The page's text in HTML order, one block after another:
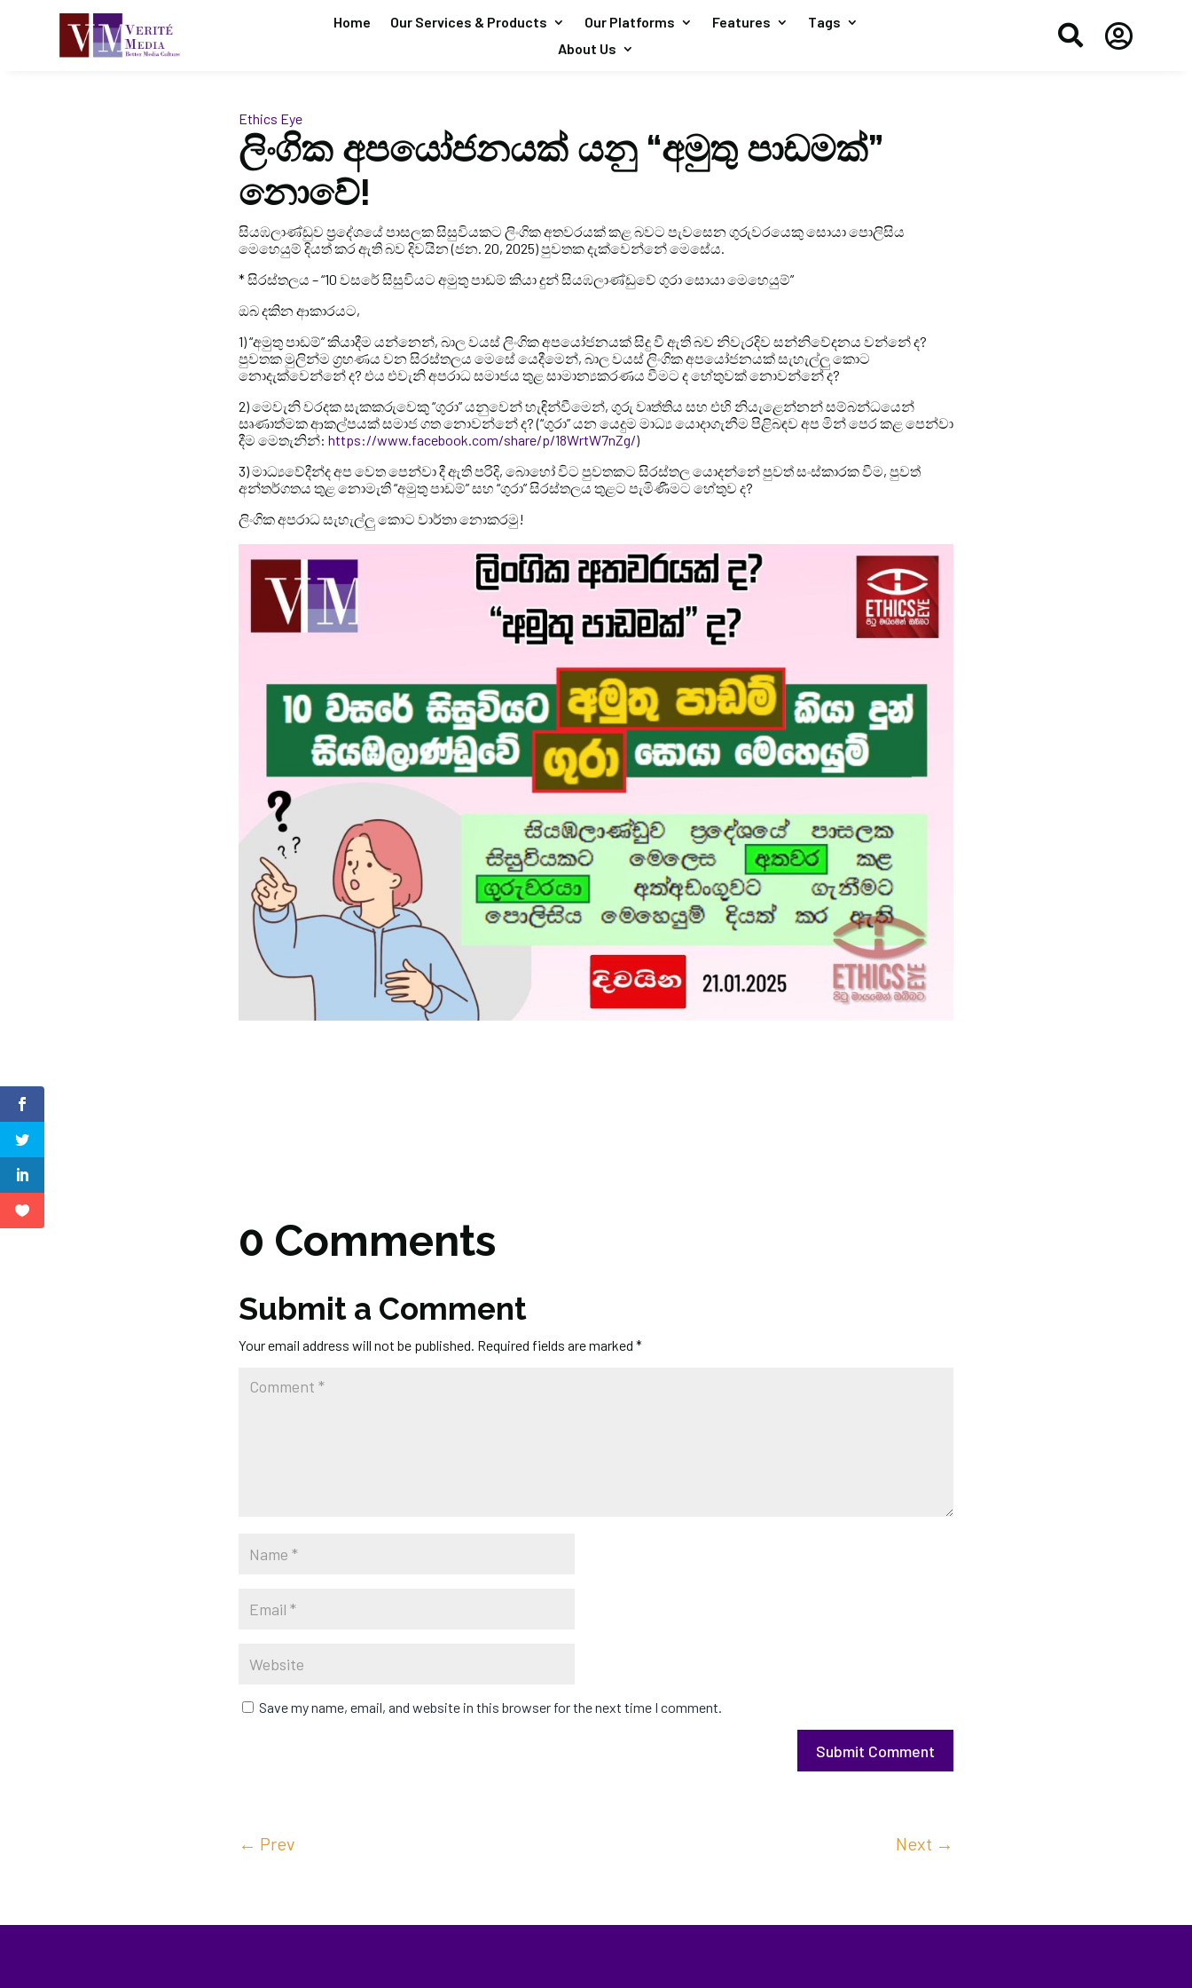
Home Our Services & Products Our Platforms Features
Tags
About Us
 
Ethics Eye
ලිංගික අපයෝජනයක් යනු “අමුතු පාඩමක්”
නොවේ!
සියඹලාණ්ඩුව ප්‍රදේශයේ පාසලක සිසුවියකට ලිංගික අතවරයක් කළ බවට පැවසෙන ගුරුවරයෙකු සොයා පොලිසිය
මෙහෙයුම් දියත් කර ඇති බව දිවයින (ජන. 20, 2025) පුවතක දැක්වෙන්නේ මෙසේය.
* සිරස්තලය – “10 වසරේ සිසුවියට අමුතු පාඩම් කියා දුන් සියඹලාණ්ඩුවේ ගුරා සොයා මෙහෙයුම්”
ඔබ දකින ආකාරයට,
1) “අමුතු පාඩම්” කියාදීම යන්නෙන්, බාල වයස් ලිංගික අපයෝජනයක් සිදු වී ඇති බව නිවැරදිව සන්නිවේදනය වන්නේ ද?
පුවතක මුලින්ම ග්‍රහණය වන සිරස්තලය මෙසේ යෙදීමෙන්, බාල වයස් ලිංගික අපයෝජනයක් සැහැල්ලු කොට
නොදැක්වෙන්නේ ද? එය එවැනි අපරාධ සමාජය තුළ සාමාන්‍යකරණය වීමට ද හේතුවක් නොවන්නේ ද?
2) මෙවැනි වරදක සැකකරුවෙකු “ගුරා” යනුවෙන් හැඳින්වීමෙන්, ගුරු වෘත්තිය සහ එහි නියැළෙන්නන් සම්බන්ධයෙන්
සෘණාත්මක ආකල්පයක් සමාජ ගත නොවන්නේ ද? (“ගුරා” යන යෙදුම මාධ්‍ය යොදාගැනීම පිළිබඳව අප මින් පෙර කළ පෙන්වා
දීම මෙතැනින්: https://www.facebook.com/share/p/18WrtW7nZg/)
3) මාධ්‍යවේදීන්ද අප වෙත පෙන්වා දී ඇති පරිදි, බොහෝ විට පුවතකට සිරස්තල යොදන්නේ පුවත් සංස්කාරක වීම, පුවත්
අන්තර්ගතය තුළ නොමැති “අමුතු පාඩම්” සහ “ගුරා” සිරස්තලය තුළට පැමිණීමට හේතුව ද?
ලිංගික අපරාධ සැහැල්ලු කොට වාර්තා නොකරමු!
0 Comments
Submit a Comment
Your email address will not be published. Required fields are marked *
Save my name, email, and website in this browser for the next time I comment.
Submit Comment
← Prev Next →